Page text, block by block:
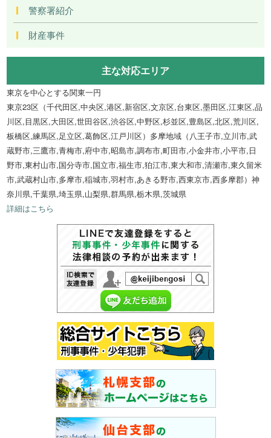
警察署紹介
財産事件
主な対応エリア
東京を中心とする関東一円
東京23区（千代田区,中央区,港区,新宿区,文京区,台東区,墨田区,江東区,品
川区,目黒区,大田区,世田谷区,渋谷区,中野区,杉並区,豊島区,北区,荒川区,
板橋区,練馬区,足立区,葛飾区,江戸川区）多摩地域（八王子市,立川市,武
蔵野市,三鷹市,青梅市,府中市,昭島市,調布市,町田市,小金井市,小平市,日
野市,東村山市,国分寺市,国立市,福生市,狛江市,東大和市,清瀬市,東久留米
市,武蔵村山市,多摩市,稲城市,羽村市,あきる野市,西東京市,西多摩郡）神
奈川県,千葉県,埼玉県,山梨県,群馬県,栃木県,茨城県
詳細はこちら